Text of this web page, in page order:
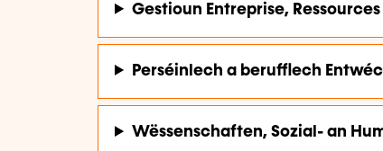
Gestioun Entreprise,
Perséinlech a berufflech
Wëssenschaften, Sozial- an